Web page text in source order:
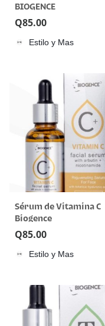
BIOGENCE
Q85.00
Estilo y Mas
Sérum de Vitamina C
Biogence
Q85.00
Estilo y Mas